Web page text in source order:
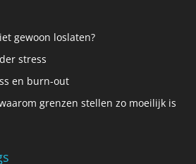
gewoon loslaten?
stress
en burn-out
grenzen stellen zo moeilijk is